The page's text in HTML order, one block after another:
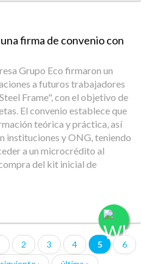
firma de convenio con
Grupo Eco firmaron un
a futuros trabajadores
Frame", con el objetivo de
El convenio establece que
teórica y práctica, así
instituciones y ONG, teniendo
a un microcrédito al
del kit inicial de
2 3 4 5
6